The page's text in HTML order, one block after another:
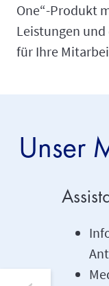
One“-Produkt
Leistungen
für Ihre
Unser